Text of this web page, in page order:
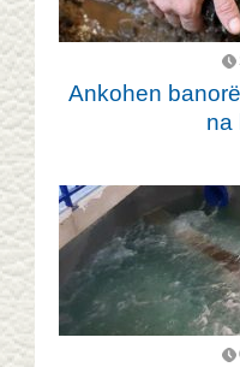
Ankohen
na